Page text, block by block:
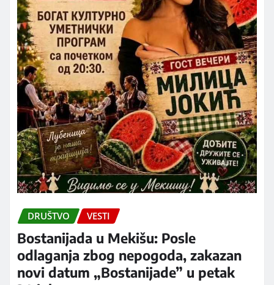
DRUŠTVO VESTI
Bostanijada u Mekišu: Posle
odlaganja zbog nepogoda, zakazan
novi datum „Bostanijade” u petak